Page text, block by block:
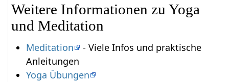
Weitere Informationen zu Yoga
und Meditation
Meditation
- Viele Infos und praktische
Anleitungen
Yoga Übungen